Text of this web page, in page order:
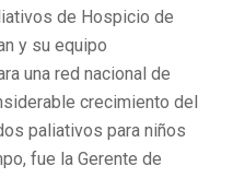
de Hospicio de
y su equipo
una red nacional de
crecimiento del
paliativos para niños
fue la Gerente de